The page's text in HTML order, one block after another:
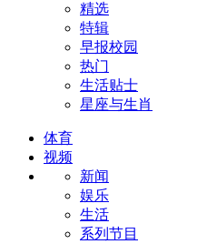
精选
特辑
早报校园
热门
生活贴士
星座与生肖
体育
视频
新闻
娱乐
生活
系列节目